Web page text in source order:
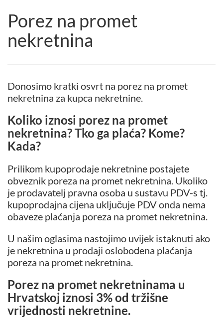
Porez na promet
nekretnina
Donosimo kratki osvrt na porez na promet
nekretnina za kupca nekretnine.
Koliko iznosi porez na promet
nekretnina? Tko ga plaća? Kome?
Kada?
Prilikom kupoprodaje nekretnine postajete
obveznik poreza na promet nekretnina. Ukoliko
je prodavatelj pravna osoba u sustavu PDV-s tj.
kupoprodajna cijena uključuje PDV onda nema
obaveze plaćanja poreza na promet nekretnina.
U našim oglasima nastojimo uvijek istaknuti ako
je nekretnina u prodaji oslobođena plaćanja
poreza na promet nekretnina.
Porez na promet nekretninama u
Hrvatskoj iznosi 3% od tržišne
vrijednosti nekretnine.